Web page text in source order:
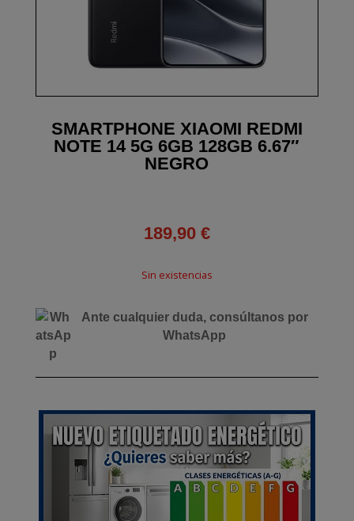
SMARTPHONE XIAOMI REDMI
NOTE 14 5G 6GB 128GB 6.67″
NEGRO
189,90 €
Sin existencias
Ante cualquier duda, consúltanos por
WhatsApp